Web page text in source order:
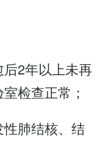
后2年以上未再
检查正常；
性肺结核、结